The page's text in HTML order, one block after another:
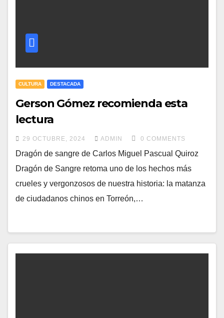
CULTURA DESTACADA
Gerson Gómez recomienda esta
lectura
29 OCTUBRE, 2024 ADMIN 0 COMMENTS
Dragón de sangre de Carlos Miguel Pascual Quiroz
Dragón de Sangre retoma uno de los hechos más
crueles y vergonzosos de nuestra historia: la matanza
de ciudadanos chinos en Torreón,…